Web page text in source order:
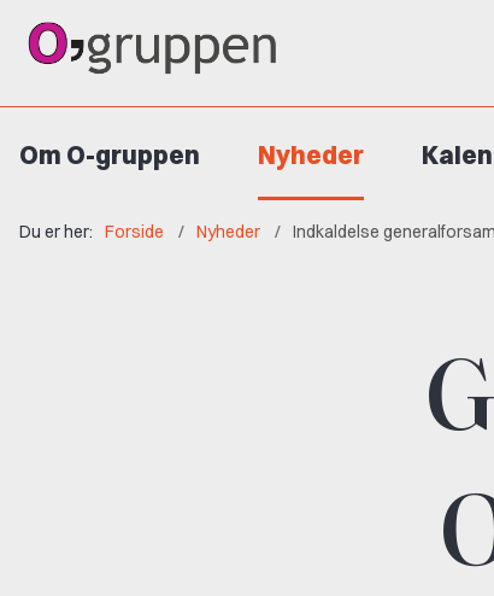
Om O-gruppen Nyheder
Du er her: Forside Nyheder Indkaldelse